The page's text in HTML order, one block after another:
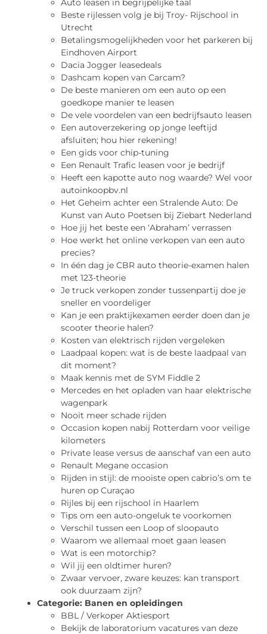
Auto leasen in begrijpelijke taal
Beste rijlessen volg je bij Troy- Rijschool in
Utrecht
Betalingsmogelijkheden voor het parkeren bij
Eindhoven Airport
Dacia Jogger leasedeals
Dashcam kopen van Carcam?
De beste manieren om een auto op een
goedkope manier te leasen
De vele voordelen van een bedrijfsauto leasen
Een autoverzekering op jonge leeftijd
afsluiten; hou hier rekening!
Een gids voor chip-tuning
Een Renault Trafic leasen voor je bedrijf
Heeft een kapotte auto nog waarde? Wel voor
autoinkoopbv.nl
Het Geheim achter een Stralende Auto: De
Kunst van Auto Poetsen bij Ziebart Nederland
Hoe jij het beste een ‘Abraham’ verrassen
Hoe werkt het online verkopen van een auto
precies?
In één dag je CBR auto theorie-examen halen
met 123-theorie
Je truck verkopen zonder tussenpartij doe je
sneller en voordeliger
Kan je een praktijkexamen eerder doen dan je
scooter theorie halen?
Kosten van elektrisch rijden vergeleken
Laadpaal kopen: wat is de beste laadpaal van
dit moment?
Maak kennis met de SYM Fiddle 2
Mercedes en het opladen van haar elektrische
wagenpark
Nooit meer schade rijden
Occasion kopen nabij Rotterdam voor veilige
kilometers
Private lease versus de aanschaf van een auto
Renault Megane occasion
Rijden in stijl: de mooiste open cabrio’s om te
huren op Curaçao
Rijles bij een rijschool in Haarlem
Tips om een auto-ongeluk te voorkomen
Verschil tussen een Loop of sloopauto
Waarom we allemaal moet gaan leasen
Wat is een motorchip?
Wil jij een oldtimer huren?
Zwaar vervoer, zware keuzes: kan transport
ook duurzaam zijn?
Categorie: Banen en opleidingen
BBL / Verkoper Aktiesport
Bekijk de laboratorium vacatures van deze